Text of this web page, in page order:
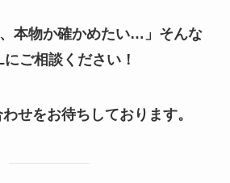
本物か確かめたい…」そんな
ご相談ください！
せをお待ちしております。